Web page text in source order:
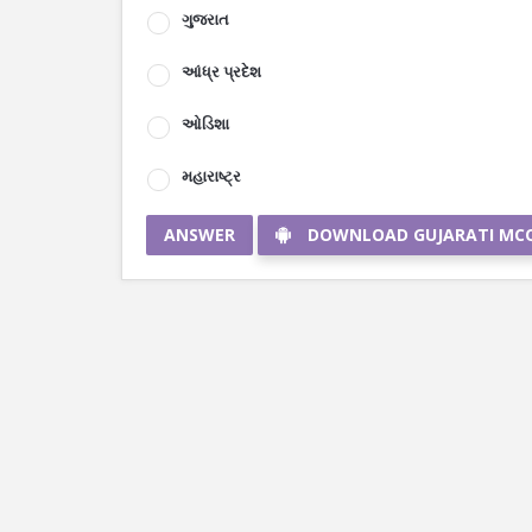
ગુજરાત
આંધ્ર પ્રદેશ
ઓડિશા
મહારાષ્ટ્ર
ANSWER DOWNLOAD GUJARATI